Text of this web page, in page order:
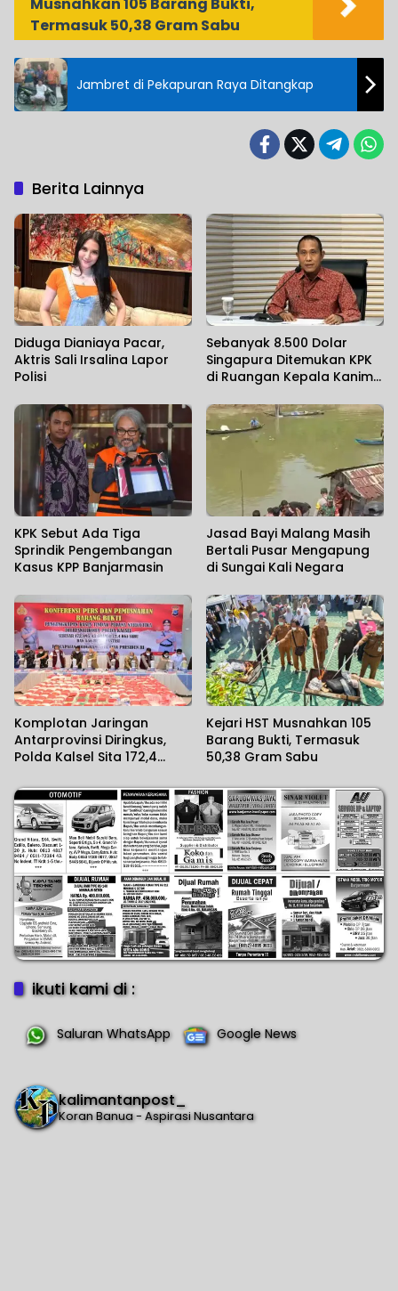
Musnahkan 105 Barang Bukti,
Termasuk 50,38 Gram Sabu
Jambret di Pekapuran Raya Ditangkap
Berita Lainnya
Diduga Dianiaya Pacar,
Aktris Sali Irsalina Lapor
Polisi
Sebanyak 8.500 Dolar
Singapura Ditemukan KPK
di Ruangan Kepala Kanim
KPK Sebut Ada Tiga
Sprindik Pengembangan
Kasus KPP Banjarmasin
Jasad Bayi Malang Masih
Bertali Pusar Mengapung
di Sungai Kali Negara
Komplotan Jaringan
Antarprovinsi Diringkus,
Polda Kalsel Sita 172,4
Kejari HST Musnahkan 105
Barang Bukti, Termasuk
50,38 Gram Sabu
ikuti kami di :
Saluran WhatsApp Google News
kalimantanpost_
Koran Banua - Aspirasi Nusantara